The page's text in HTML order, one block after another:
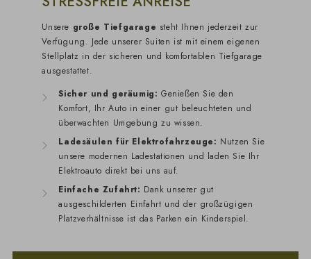
Unsere große Tiefgarage steht Ihnen jederzeit zur
Verfügung. Jede unserer Suiten ist mit einem eigenen
Stellplatz in der sicheren und komfortablen Tiefgarage
ausgestattet.
Sicher und geräumig: Genießen Sie den
Komfort, Ihr Auto in einer gut beleuchteten und
überwachten Umgebung zu wissen.
Ladesäulen für Elektrofahrzeuge: Nutzen Sie
unsere modernen Ladestationen und laden Sie Ihr
Elektroauto direkt bei uns auf.
Einfache Zufahrt: Dank unserer gut
ausgeschilderten Einfahrt und der großzügigen
Platzverhältnisse ist das Parken ein Kinderspiel.